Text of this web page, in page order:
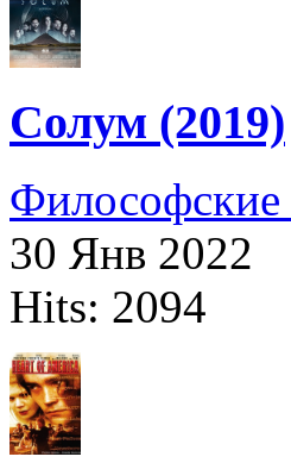
Солум (2019)
30 Янв 2022
Hits: 2094